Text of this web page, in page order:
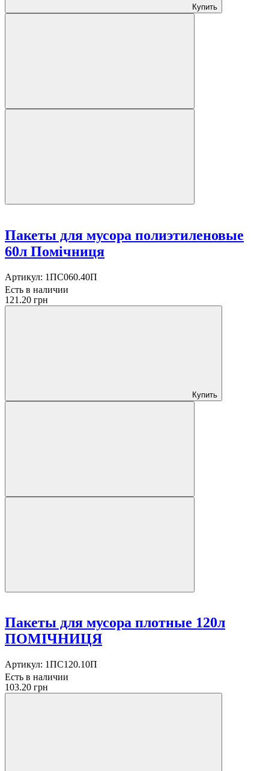
Купить
Пакеты для мусора полиэтиленовые
60л Помічниця
Артикул: 1ПС060.40П
Есть в наличии
121.20 грн
Купить
Пакеты для мусора плотные 120л
ПОМІЧНИЦЯ
Артикул: 1ПС120.10П
Есть в наличии
103.20 грн